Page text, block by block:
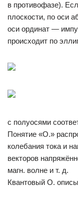
в противофазе).
плоскости, по оси
оси ординат —
происходит по
с полуосями
Понятие «О.»
колебания тока и
векторов
магн. волне и т. д.
Квантовый О.